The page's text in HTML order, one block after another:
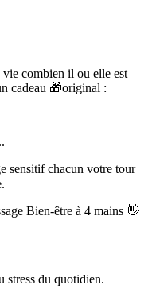
vie combien il ou elle est
cadeau 🎁original :
sensitif chacun votre tour
Bien-être à 4 mains 👋
stress du quotidien.